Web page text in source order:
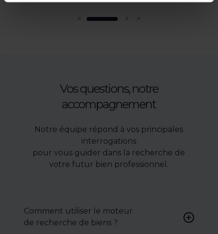
Vos questions, notre
accompagnement
Notre équipe répond à vos principales
interrogations
pour vous guider dans la recherche de
votre futur bien professionnel.
Comment utiliser le moteur
de recherche de biens ?